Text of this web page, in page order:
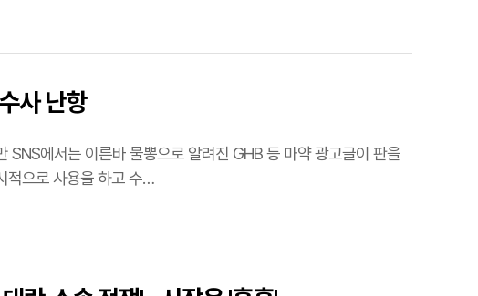
사 난항
통업자들이 (앱을) 일시적으로 사용을 하고 수…